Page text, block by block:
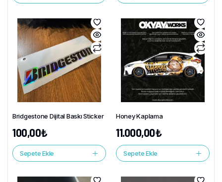
Bridgestone Dijital Baskı Sticker
100,00₺
Sepete Ekle
Honey Kaplama
11.000,00₺
Sepete Ekle